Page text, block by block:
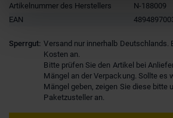
Artikelnummer des Herstellers
N-188009
EAN
Sperrgut: Versand nur innerhalb Deutschlands.
Kosten an.
Bitte prüfen Sie den Artikel bei
Mängel an der Verpackung. Sollte es
Mängel geben, zeigen Sie diese bitte
Paketzusteller an.